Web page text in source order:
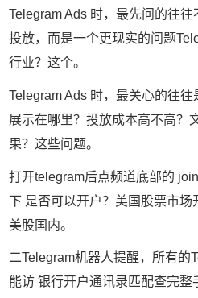
Telegram Ads 时，最先问的往
投放，而是一个更现实的问题
行业？这个。
Telegram Ads 时，最关心的往
展示在哪里？投放成本高不高？
果？这些问题。
打开telegram后点频道底部的
下 是否可以开户？美国股票市场
美股国内。
二Telegram机器人提醒，所有的
能访 银行开户通讯录匹配查完